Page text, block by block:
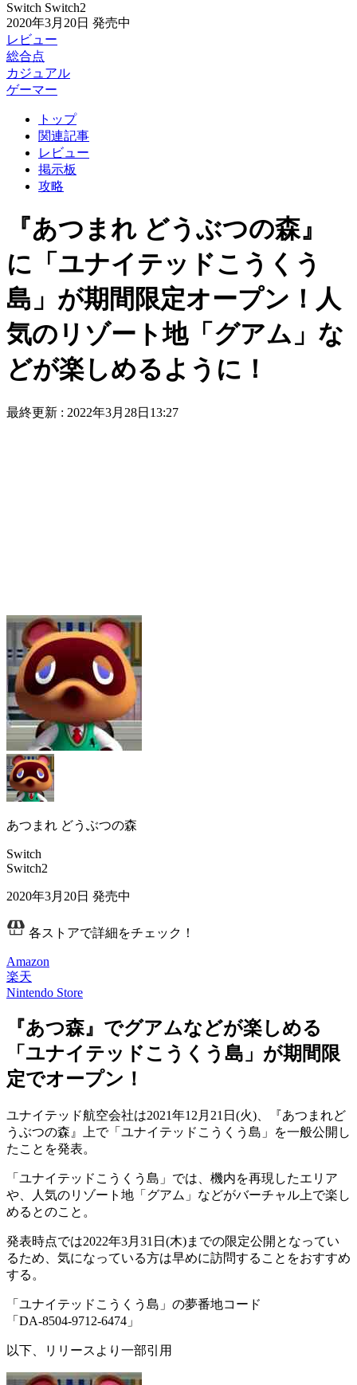
Switch Switch2
2020年3月20日 発売中
レビュー
総合点
カジュアル
ゲーマー
トップ
関連記事
レビュー
掲示板
攻略
『あつまれ どうぶつの森』
に「ユナイテッドこうくう
島」が期間限定オープン！人
気のリゾート地「グアム」な
どが楽しめるように！
最終更新 : 2022年3月28日13:27
あつまれ どうぶつの森
Switch
Switch2
2020年3月20日 発売中
各ストアで詳細をチェック！
Amazon
楽天
Nintendo Store
『あつ森』でグアムなどが楽しめる
「ユナイテッドこうくう島」が期間限
定でオープン！
ユナイテッド航空会社は2021年12月21日(火)、『あつまれど
うぶつの森 』上で「 ユナイテッドこうくう島 」を一般公開し
たことを発表。
「ユナイテッドこうくう島」では、 機内を再現したエリア
や、人気のリゾート地「 グアム 」などがバーチャル上で楽し
めるとのこと。
発表時点では2022年3月31日(木)までの限定公開 となってい
るため、気になっている方は早めに訪問することをおすすめ
する。
「ユナイテッドこうくう島」の夢番地コード
「DA-8504-9712-6474」
以下、リリースより一部引用